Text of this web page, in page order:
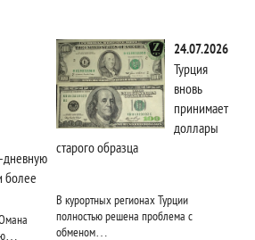
дневную
более
24.07.2026
Турция
вновь
принимает
доллары
старого образца
В курортных регионах Турции
полностью решена проблема с
обменом…